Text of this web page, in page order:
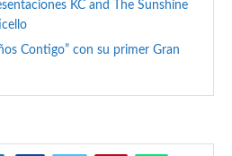
KC and The Sunshine
Contigo” con su primer Gran